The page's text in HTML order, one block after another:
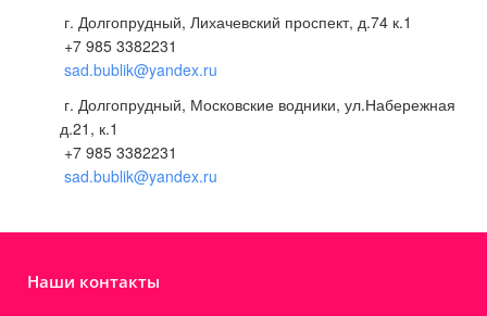
г. Долгопрудный, Лихачевский проспект, д.74 к.1
+7 985 3382231
sad.bublik@yandex.ru
г. Долгопрудный, Московские водники, ул.Набережная
д.21, к.1
+7 985 3382231
sad.bublik@yandex.ru
Наши контакты